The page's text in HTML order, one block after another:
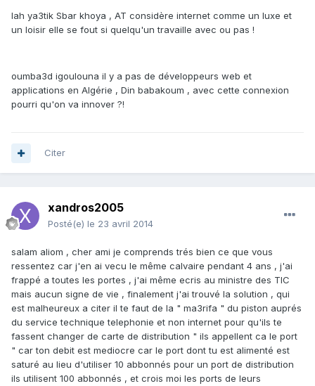
lah ya3tik Sbar khoya , AT considère internet comme un luxe et
un loisir elle se fout si quelqu'un travaille avec ou pas !
oumba3d igoulouna il y a pas de développeurs web et
applications en Algérie , Din babakoum , avec cette connexion
pourri qu'on va innover ?!
Citer
xandros2005
Posté(e) le 23 avril 2014
salam aliom , cher ami je comprends trés bien ce que vous
ressentez car j'en ai vecu le même calvaire pendant 4 ans , j'ai
frappé a toutes les portes , j'ai même ecris au ministre des TIC
mais aucun signe de vie , finalement j'ai trouvé la solution , qui
est malheureux a citer il te faut de la " ma3rifa " du piston auprés
du service technique telephonie et non internet pour qu'ils te
fassent changer de carte de distribution " ils appellent ca le port
" car ton debit est mediocre car le port dont tu est alimenté est
saturé au lieu d'utiliser 10 abbonnés pour un port de distribution
ils utilisent 100 abbonnés , et crois moi les ports de leurs